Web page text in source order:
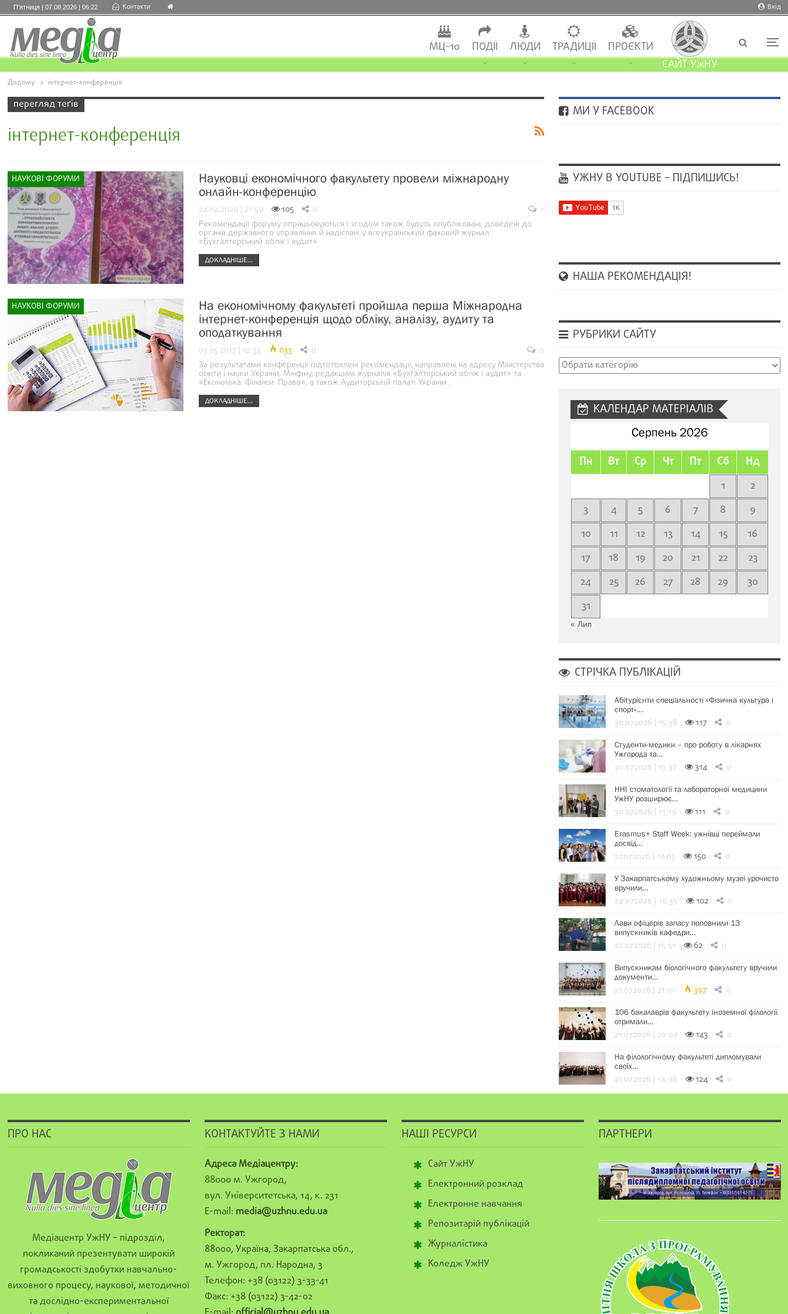
Вхід
П’ятниця | 07.08.2026 | 06:22 Контакти
МЦ-10 ПОДІЇ ЛЮДИ ТРАДИЦІЇ
ПРОЄКТИ
САЙТ УжНУ
Додому інтернет-конференція
перегляд теґів
інтернет-конференція
НАУКОВІ ФОРУМИ
Науковці економічного факультету провели міжнародну
онлайн-конференцію
24.04.2020 | 21:59 105 0
1
Рекомендації форуму опрацьовуються і згодом також будуть опубліковані, доведені до
органів державного управління й надіслані у всеукраїнський фаховий журнал
«Бухгалтерський облік і аудит»
ДОКЛАДНІШЕ...
НАУКОВІ ФОРУМИ
На економічному факультеті пройшла перша Міжнародна
інтернет-конференція щодо обліку, аналізу, аудиту та
оподаткування
03.05.2017 | 12:33 633 0
0
За результатами конференції підготовлені рекомендації, направлені на адресу Міністерства
освіти і науки України, Мінфіну, редакціям журналів «Бухгалтерський облік і аудит» та
«Економіка. Фінанси. Право», а також Аудиторській палаті України…
ДОКЛАДНІШЕ...
МИ У FACEBOOK
УЖНУ В YOUTUBE – ПІДПИШИСЬ!
НАША РЕКОМЕНДАЦІЯ!
РУБРИКИ САЙТУ
Рубрики
КАЛЕНДАР МАТЕРІАЛІВ
Серпень 2026
Пн Вт Ср Чт Пт Сб Нд
1
2
3
4 5 6 7 8
9
10
11 12 13 14 15
16
17
18 19 20 21 22
23
24
25 26 27 28 29
30
31
« Лип
СТРІЧКА ПУБЛІКАЦІЙ
Абітурієнти спеціальності «Фізична культура і
спорт»…
30.07.2026 | 15:38 117 0
Студенти-медики – про роботу в лікарнях
Ужгорода та…
30.07.2026 | 13:37 314 0
ННІ стоматології та лабораторної медицини
УжНУ розширює…
30.07.2026 | 13:19 111 0
Erasmus+ Staff Week: ужнівці переймали
досвід…
27.07.2026 | 17:03 150 0
У Закарпатському художньому музеї урочисто
вручили…
24.07.2026 | 10:39 102 0
Лави офіцерів запасу поповнили 13
випускників кафедри…
22.07.2026 | 15:51 62 0
Випускникам біологічного факультету вручили
документи…
21.07.2026 | 21:01 397 0
106 бакалаврів факультету іноземної філології
отримали…
21.07.2026 | 20:07 143 0
На філологічному факультеті дипломували
своїх…
21.07.2026 | 14:06 124 0
ПРО НАС
Медіацентр УжНУ – підрозділ,
покликаний презентувати широкій
громадськості здобутки навчально-
виховного процесу, наукової, методичної
та дослідно-експериментальної
КОНТАКТУЙТЕ З НАМИ
Адреса Медіацентру:
88000 м. Ужгород,
вул. Університетська, 14, к. 231
E-mail: media@uzhnu.edu.ua
Ректорат:
88000, Україна, Закарпатська обл.,
м. Ужгород, пл. Народна, 3
Телефон: +38 (03122) 3-33-41
Факс: +38 (03122) 3-42-02
НАШІ РЕСУРСИ
Сайт УжНУ
Електронний розклад
Електронне навчання
Репозитарій публікацій
Журналістика
Коледж УжНУ
ПАРТНЕРИ